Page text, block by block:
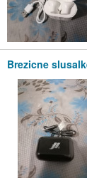
Brezicne